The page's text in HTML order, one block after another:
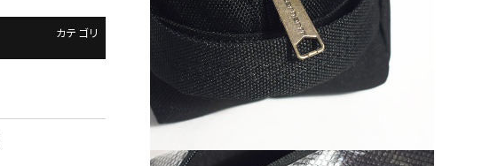
カテゴリ